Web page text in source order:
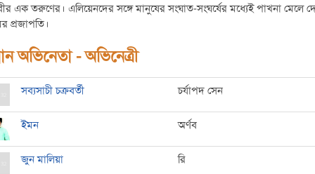
এক তরুণের। এলিয়েনদের সঙ্গে মানুষের সংঘাত-সংঘর্ষের মধ্যেই পাখনা মেলে
প্রজাপতি।
অভিনেতা - অভিনেত্রী
সব্যসাচী চক্রবর্তী চর্যাপদ সেন
ইমন অর্ণব
জুন মালিয়া রি